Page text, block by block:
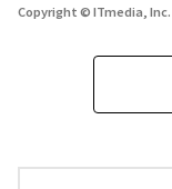
Copyright © ITmedia,